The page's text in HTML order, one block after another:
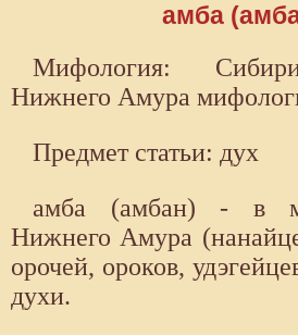
амба
Мифология:
Нижнего Амура
Предмет статьи: дух
амба (амбан) - в
Нижнего Амура
орочей, ороков,
духи.